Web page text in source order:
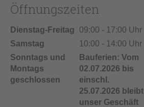
Öffnungszeiten
Dienstag-Freitag
09:00 - 17:00 Uhr
Samstag
10:00 - 14:00 Uhr
Sonntags und
Montags
geschlossen
Bauferien: Vom
02.07.2026 bis
einschl.
25.07.2026 bleibt
unser Geschäft